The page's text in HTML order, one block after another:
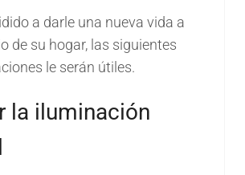
a darle una nueva vida a
de su hogar, las siguientes
le serán útiles.
la iluminación